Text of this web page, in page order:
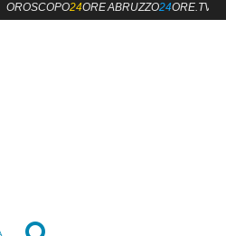
OROSCOPO24OREABRUZZO24ORE.TV